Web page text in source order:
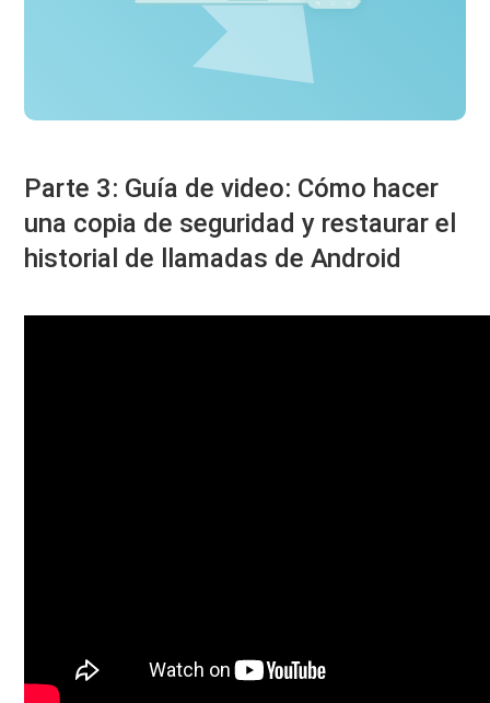
Parte 3: Guía de video: Cómo hacer
una copia de seguridad y restaurar el
historial de llamadas de Android